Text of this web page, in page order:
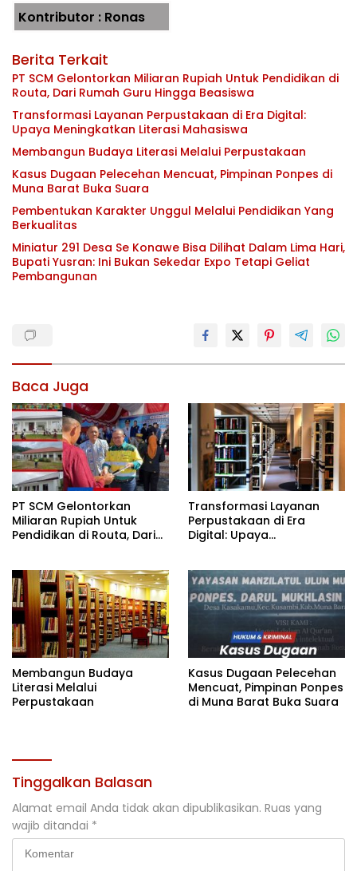
Kontributor : Ronas
Berita Terkait
PT SCM Gelontorkan Miliaran Rupiah Untuk Pendidikan di
Routa, Dari Rumah Guru Hingga Beasiswa
Transformasi Layanan Perpustakaan di Era Digital:
Upaya Meningkatkan Literasi Mahasiswa
Membangun Budaya Literasi Melalui Perpustakaan
Kasus Dugaan Pelecehan Mencuat, Pimpinan Ponpes di
Muna Barat Buka Suara
Pembentukan Karakter Unggul Melalui Pendidikan Yang
Berkualitas
Miniatur 291 Desa Se Konawe Bisa Dilihat Dalam Lima Hari,
Bupati Yusran: Ini Bukan Sekedar Expo Tetapi Geliat
Pembangunan
Baca Juga
PT SCM Gelontorkan
Miliaran Rupiah Untuk
Pendidikan di Routa, Dari
Transformasi Layanan
Perpustakaan di Era
Digital: Upaya
Membangun Budaya
Literasi Melalui
Perpustakaan
Kasus Dugaan Pelecehan
Mencuat, Pimpinan Ponpes
di Muna Barat Buka Suara
Tinggalkan Balasan
Alamat email Anda tidak akan dipublikasikan. Ruas yang
wajib ditandai *